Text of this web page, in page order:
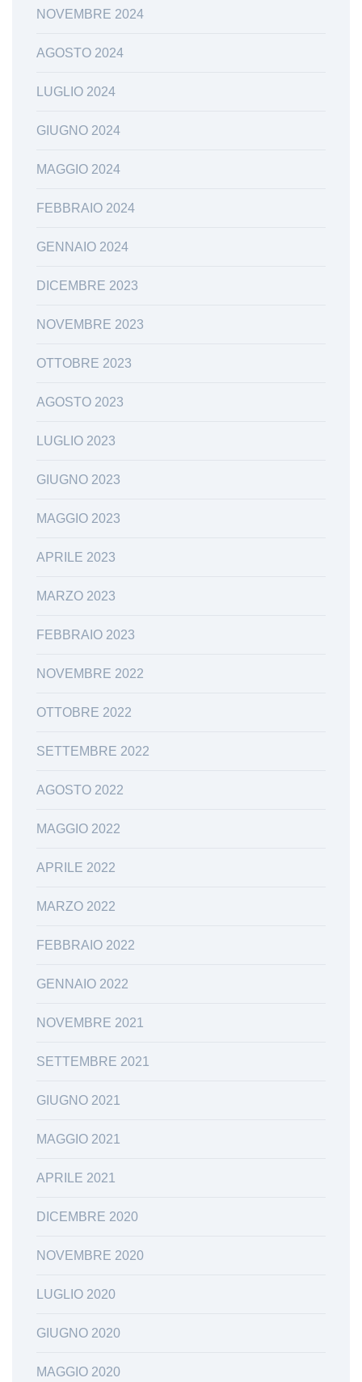
NOVEMBRE 2024
AGOSTO 2024
LUGLIO 2024
GIUGNO 2024
MAGGIO 2024
FEBBRAIO 2024
GENNAIO 2024
DICEMBRE 2023
NOVEMBRE 2023
OTTOBRE 2023
AGOSTO 2023
LUGLIO 2023
GIUGNO 2023
MAGGIO 2023
APRILE 2023
MARZO 2023
FEBBRAIO 2023
NOVEMBRE 2022
OTTOBRE 2022
SETTEMBRE 2022
AGOSTO 2022
MAGGIO 2022
APRILE 2022
MARZO 2022
FEBBRAIO 2022
GENNAIO 2022
NOVEMBRE 2021
SETTEMBRE 2021
GIUGNO 2021
MAGGIO 2021
APRILE 2021
DICEMBRE 2020
NOVEMBRE 2020
LUGLIO 2020
GIUGNO 2020
MAGGIO 2020